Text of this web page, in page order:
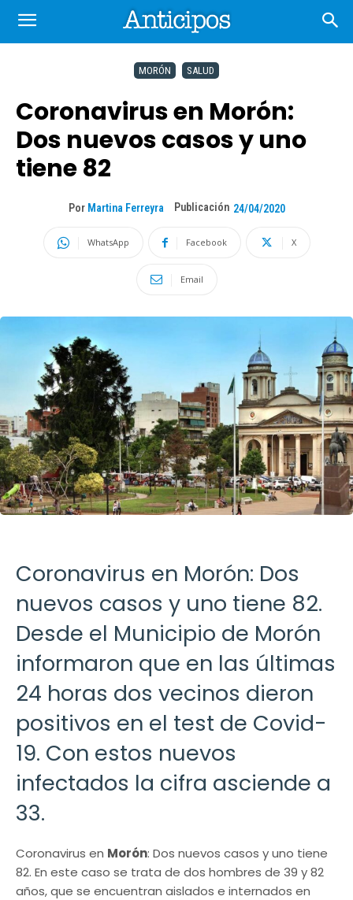
MORÓN SALUD
Coronavirus en Morón:
Dos nuevos casos y uno
tiene 82
Por Martina Ferreyra Publicación 24/04/2020
WhatsApp Facebook X
Email
Coronavirus en Morón: Dos
nuevos casos y uno tiene 82.
Desde el Municipio de Morón
informaron que en las últimas
24 horas dos vecinos dieron
positivos en el test de Covid-
19. Con estos nuevos
infectados la cifra asciende a
33.
Coronavirus en Morón: Dos nuevos casos y uno tiene
82. En este caso se trata de dos hombres de 39 y 82
años, que se encuentran aislados e internados en